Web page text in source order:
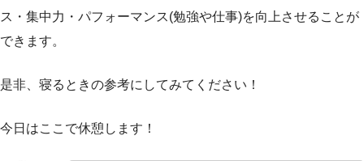
ス・集中力・パフォーマンス(勉強や仕事)を向上させることが
できます。
是非、寝るときの参考にしてみてください！
今日はここで休憩します！